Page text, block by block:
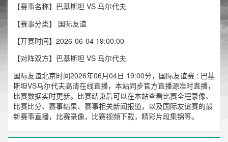
【赛事名称】巴基斯坦 VS 马尔代夫
【赛事分类】 国际友谊
【开赛时间】2026-06-04 19:00:00
【对阵双方】巴基斯坦 VS 马尔代夫
国际友谊北京时间2026年06月04日 19:00分，国际友谊赛 : 巴基
斯坦VS马尔代夫高清在线直播，本站同步官方直播源准时直播，
比赛数据实时更新。比赛结束后可以在本站查看比赛全程录像、
比赛比分、赛事结果、赛事相关新闻报道，以及国际友谊赛的最
新赛事直播，比赛录像，比赛视频下载，精彩片段集锦等。